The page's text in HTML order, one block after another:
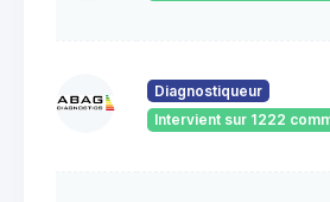
Diagnostiqueur
Intervient sur 1222